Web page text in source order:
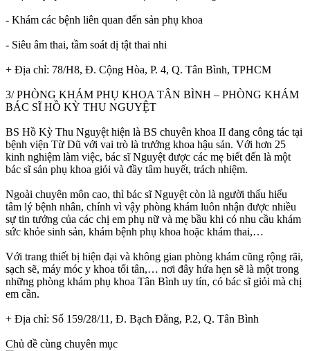
- Khám các bệnh liên quan đến sản phụ khoa
- Siêu âm thai, tầm soát dị tật thai nhi
+ Địa chỉ: 78/H8, Đ. Cộng Hòa, P. 4, Q. Tân Bình, TPHCM
3/ PHÒNG KHÁM PHỤ KHOA TÂN BÌNH – PHÒNG KHÁM
BÁC SĨ HỒ KỲ THU NGUYỆT
BS Hồ Kỳ Thu Nguyệt hiện là BS chuyên khoa II đang công tác tại
bệnh viện Từ Dũ với vai trò là trưởng khoa hậu sản. Với hơn 25
kinh nghiệm làm việc, bác sĩ Nguyệt được các mẹ biết đến là một
bác sĩ sản phụ khoa giỏi và đầy tâm huyết, trách nhiệm.
Ngoài chuyên môn cao, thì bác sĩ Nguyệt còn là người thấu hiểu
tâm lý bệnh nhân, chính vì vậy phòng khám luôn nhận được nhiều
sự tin tưởng của các chị em phụ nữ và mẹ bầu khi có nhu cầu khám
sức khỏe sinh sản, khám bệnh phụ khoa hoặc khám thai,…
Với trang thiết bị hiện đại và không gian phòng khám cũng rộng rãi,
sạch sẽ, máy móc y khoa tối tân,… nơi đây hứa hẹn sẽ là một trong
những phòng khám phụ khoa Tân Bình uy tín, có bác sĩ giỏi mà chị
em cần.
+ Địa chỉ: Số 159/28/11, Đ. Bạch Đằng, P.2, Q. Tân Bình
Chủ đề cùng chuyên mục